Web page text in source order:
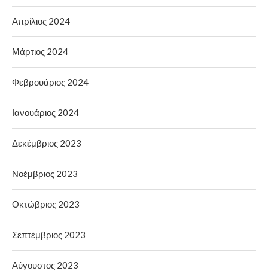
Απρίλιος 2024
Μάρτιος 2024
Φεβρουάριος 2024
Ιανουάριος 2024
Δεκέμβριος 2023
Νοέμβριος 2023
Οκτώβριος 2023
Σεπτέμβριος 2023
Αύγουστος 2023